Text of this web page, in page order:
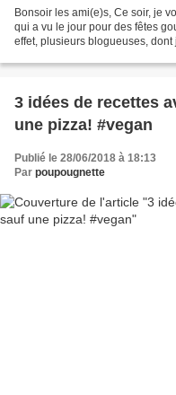
Bonsoir les ami(e)s, Ce soir, je
qui a vu le jour pour des fêtes
effet, plusieurs blogueuses,
3 idées de recettes
une pizza! #vegan
Publié le 28/06/2018 à 18:13
Par poupougnette